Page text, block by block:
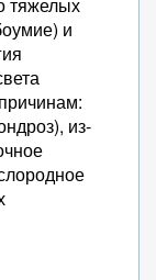
и
из-